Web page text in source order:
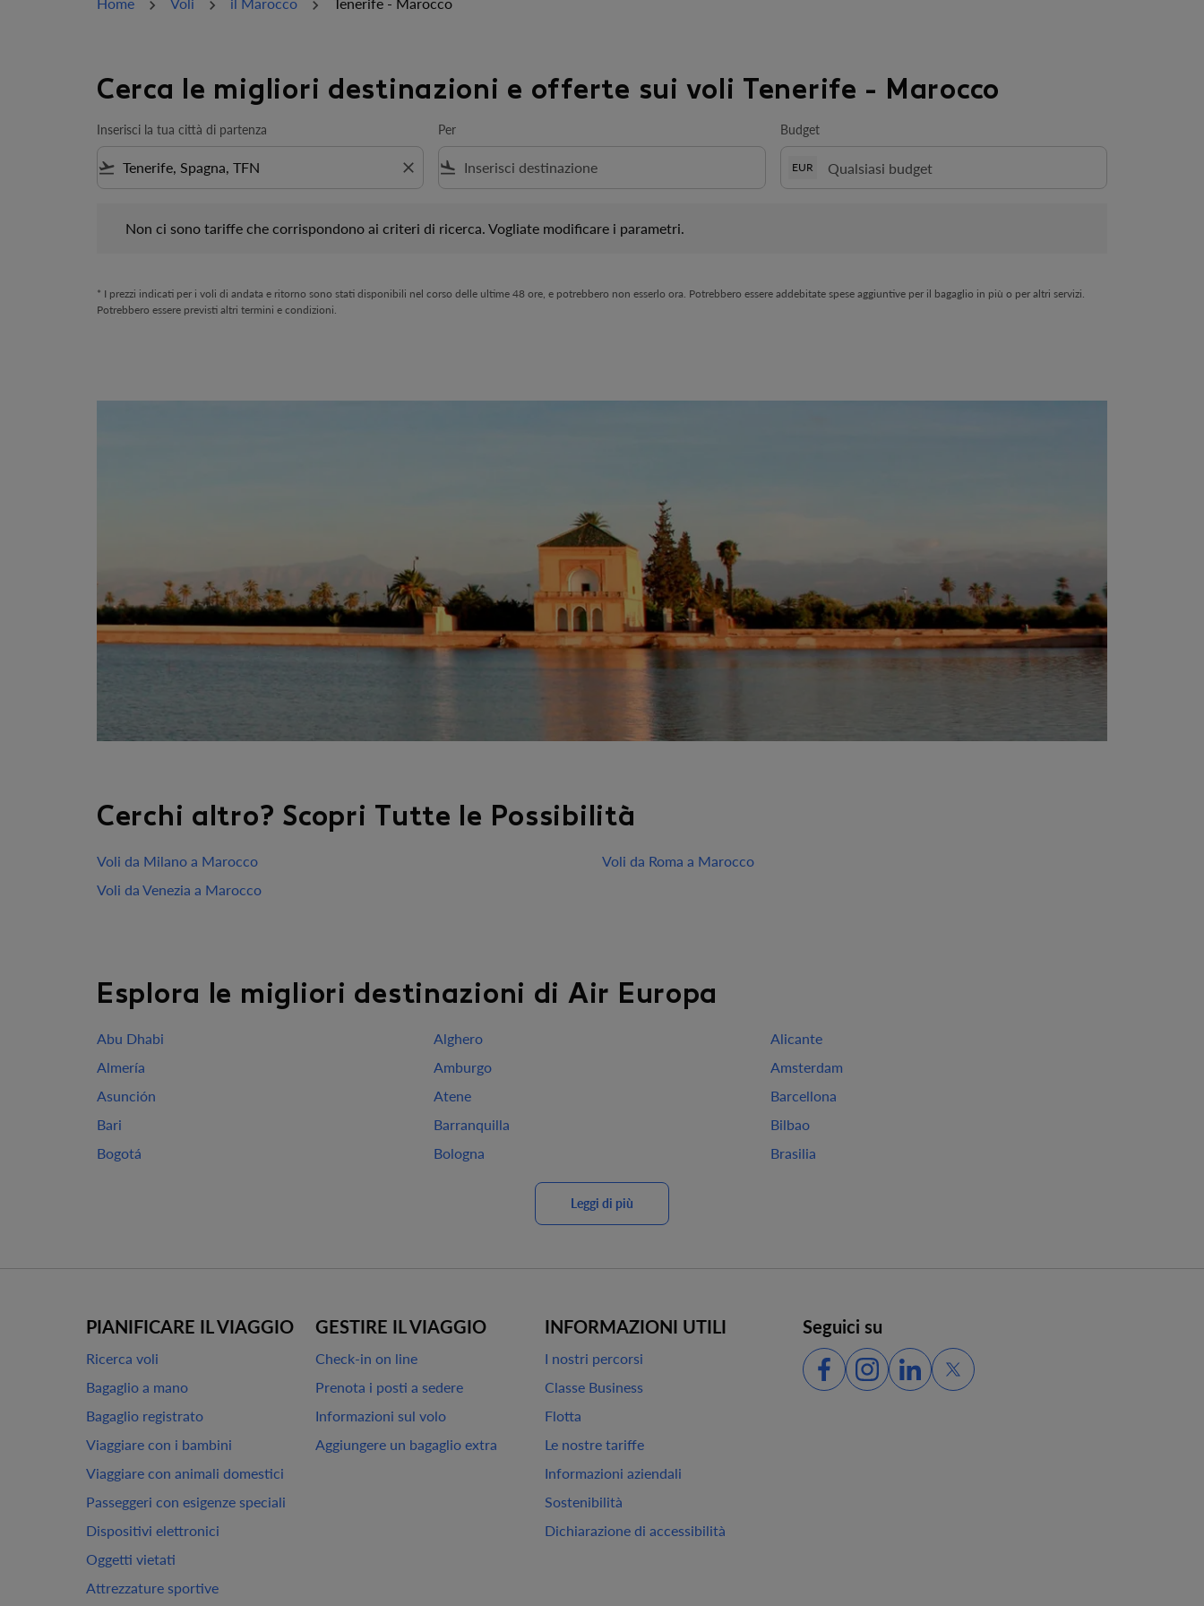
Cerca le migliori destinazioni e offerte sui voli Tenerife - Marocco
Inserisci la tua città di partenza
flight_takeoff close
Per
flight_land
Budget
EUR
Non ci sono tariffe che corrispondono ai criteri di ricerca. Vogliate modificare i parametri.
* I prezzi indicati per i voli di andata e ritorno sono stati disponibili nel corso delle ultime 48 ore, e potrebbero non esserlo ora. Potrebbero essere addebitate spese aggiuntive per il bagaglio in più o per altri servizi.
Potrebbero essere previsti altri termini e condizioni.
Cerchi altro? Scopri Tutte le Possibilità
Voli da Milano a Marocco
Voli da Roma a Marocco
Voli da Venezia a Marocco
Esplora le migliori destinazioni di Air Europa
Abu Dhabi Alghero
Alicante
Almería
Amburgo
Amsterdam
Asunción
Atene
Barcellona
Bari
Barranquilla
Bilbao
Bogotá
Bologna Brasilia
Leggi di più
PIANIFICARE IL VIAGGIO
Ricerca voli
Bagaglio a mano
Bagaglio registrato
Viaggiare con i bambini
Viaggiare con animali domestici
Passeggeri con esigenze speciali
Dispositivi elettronici
Oggetti vietati
Attrezzature sportive
GESTIRE IL VIAGGIO
Check-in on line
Prenota i posti a sedere
Informazioni sul volo
Aggiungere un bagaglio extra
INFORMAZIONI UTILI
I nostri percorsi
Classe Business
Flotta
Le nostre tariffe
Informazioni aziendali
Sostenibilità
Dichiarazione di accessibilità
Seguici su